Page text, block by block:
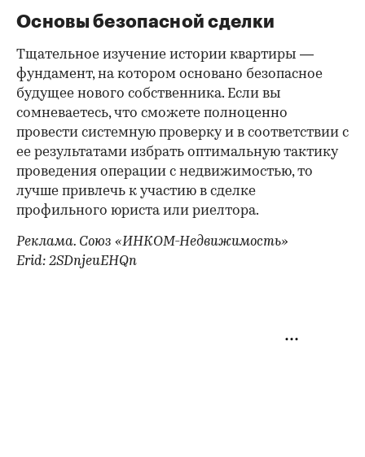
Основы безопасной сделки
Тщательное изучение истории квартиры —
фундамент, на котором основано безопасное
будущее нового собственника. Если вы
сомневаетесь, что сможете полноценно
провести системную проверку и в соответствии с
ее результатами избрать оптимальную тактику
проведения операции с недвижимостью, то
лучше привлечь к участию в сделке
профильного юриста или риелтора.
Реклама. Союз «ИНКОМ-Недвижимость»
Erid: 2SDnjeuEHQn